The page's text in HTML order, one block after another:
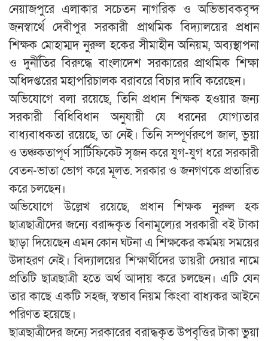
নেয়াজপুরে এলাকার সচেতন নাগরিক ও অভিভাবকবৃন্দ
জনস্বার্থে দেবীপুর সরকারী প্রাথমিক বিদ্যালয়ের প্রধান
শিক্ষক মোহাম্মদ নুরুল হকের সীমাহীন অনিয়ম, অব্যস্থাপনা
ও দুর্নীতির বিরুদ্ধে বাংলাদেশ সরকারের প্রাথমিক শিক্ষা
অধিদপ্তরের মহাপরিচালক বরাবরে বিচার দাবি করেছেন।
অভিযোগে বলা রয়েছে, তিনি প্রধান শিক্ষক হওয়ার জন্য
সরকারী বিধিবিধান অনুযায়ী যে ধরনের যোগ্যতার
বাধ্যবাধকতা রয়েছে, তা নেই। তিনি সম্পূর্ণরুপে জাল, ভুয়া
ও তঞ্চকতাপূর্ণ সার্টিফিকেট সৃজন করে যুগ-যুগ ধরে সরকারী
বেতন-ভাতা ভোগ করে মূলত. সরকার ও জনগণকে প্রতারিত
করে চলছেন।
অভিযোগে উল্লেখ রয়েছে, প্রধান শিক্ষক নুরুল হক
ছাত্রছাত্রীদের জন্যে বরাদ্দকৃত বিনামূল্যের সরকারী বই টাকা
ছাড়া দিয়েছেন এমন কোন ঘটনা এ শিক্ষকের কর্মময় সময়ের
উদাহরণ নেই। বিদ্যালয়ের শিক্ষার্থীদের ডায়রী দেয়ার নামে
প্রতিটি ছাত্রছাত্রী হতে অর্থ আদায় করে চলছেন। এটি যেন
তার কাছে একটি সহজ, স্বভাব নিয়ম কিংবা বাধ্যকর আইনে
পরিণত হয়েছে।
ছাত্রছাত্রীদের জন্যে সরকারের বরাদ্ধকৃত উপবৃত্তির টাকা ভুয়া